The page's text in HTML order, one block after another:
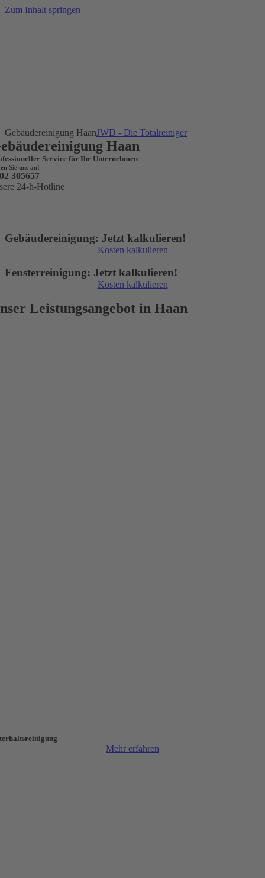
Zum Inhalt springen
Gebäudereinigung HaanJWD - Die Totalreiniger
Haan
Service für Ihr Unternehmen
Sie uns an!
305657
24-h-Hotline
Gebäudereinigung: Jetzt kalkulieren!
Kosten kalkulieren
Fensterreinigung: Jetzt kalkulieren!
Kosten kalkulieren
Leistungsangebot in Haan
Mehr erfahren